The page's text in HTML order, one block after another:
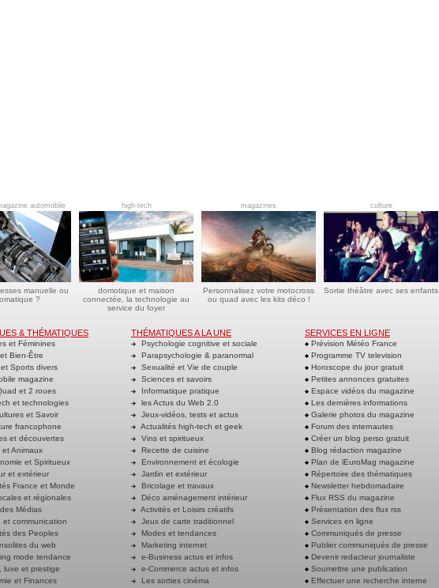
automobile
manuelle ou
?
high-tech
domotique et maison
connectée, la technologie au
service du foyer
magazines
Personnalisez votre motocross
ou quad avec les kits déco !
culture
Sortie théâtre avec ses enfants
& THÉMATIQUES
et Féminines
Bien-Être
Sports divers
magazine
et 2 roues
et technologies
et Savoir
francophone
et découvertes
et Animaux
et Spiritueux
et extérieur
France et Monde
et régionales
Médias
et communication
des Peoples
du web
mode tendance
luxe et prestige
et Finances
THÉMATIQUES A LA UNE
Psychologie cognitive et sociale
Parapsychologie & paranormal
Sexualité et Vie de couple
Sciences et savoirs
Informatique pratique
les Actus du Web 2.0
Jeux-vidéos, tests et actus
Actualités high-tech et geek
Vins et spiritueux
Recette de cuisine
Environnement et écologie
Jardin et extérieur
Bricolage et travaux
Déco aménagement intérieur
Activités et Loisirs créatifs
Jeux de carte traditionnel
Modes et tendances
Marketing internet
e-Business actus et infos
e-Commerce actus et infos
Les sorties cinéma
SERVICES EN LIGNE
Prévision Météo France
Programme TV television
Horoscope du jour gratuit
Petites annonces gratuites
Espace vidéos du magazine
Les dernières informations
Galerie photos du magazine
Forum des internautes
Créer un blog perso gratuit
Blog rédaction magazine
Plan de lEuroMag magazine
Répertoire des thématiques
Newsletter hebdomadaire
Flux RSS du magazine
Présentation des flux rss
Services en ligne
Communiqués de presse
Publier communiqués de presse
Devenir redacteur journaliste
Soumettre une publication
Effectuer une recherche interne